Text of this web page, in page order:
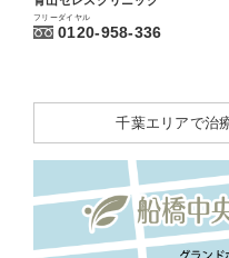
フリーダイヤル
0120-958-336
千葉エリアで治